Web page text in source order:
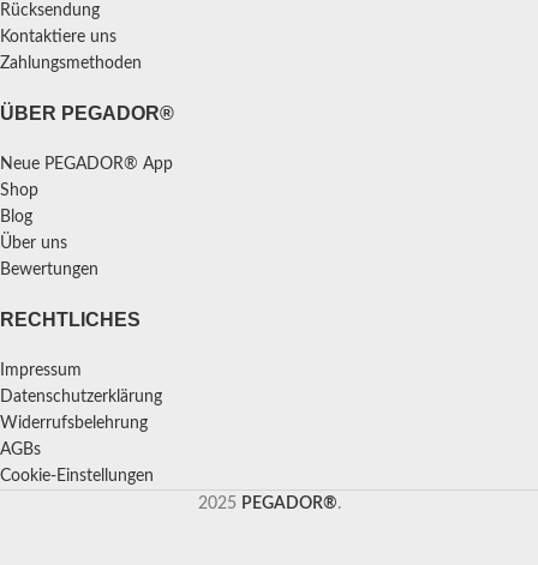
Rücksendung
Kontaktiere uns
Zahlungsmethoden
ÜBER PEGADOR®
Neue PEGADOR® App
Shop
Blog
Über uns
Bewertungen
RECHTLICHES
Impressum
Datenschutzerklärung
Widerrufsbelehrung
AGBs
Cookie-Einstellungen
2025 PEGADOR®.